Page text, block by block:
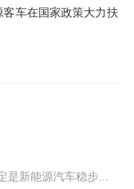
车在国家政策大力扶
下一篇：看向100万辆，2018年一定是新能源汽车稳步快速发展之年